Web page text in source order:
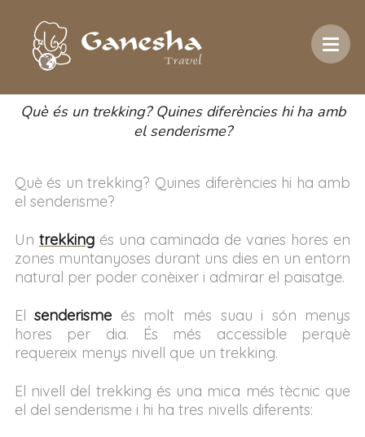
Inici / Racó del viatger Trekking
Trekking
Què és un trekking? Quines diferències hi ha amb
el senderisme?
Què és un trekking? Quines diferències hi ha amb
el senderisme?
Un trekkingés una caminada de varies hores en
zones muntanyoses durant uns dies en un entorn
natural per poder conèixer i admirar el paisatge.
Elsenderisme és molt més suau i són menys
hores per dia. És més accessible perquè
requereix menys nivell que un trekking.
El nivell del trekking és una mica més tècnic que
el del senderisme i hi ha tres nivells diferents: